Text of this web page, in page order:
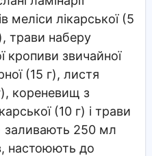
меліси лікарської (5
трави наберу
кpoпиви звичайної
(15 г), листя
кореневищ з
(10 г) і трави
заливають 250 мл
настоюють до